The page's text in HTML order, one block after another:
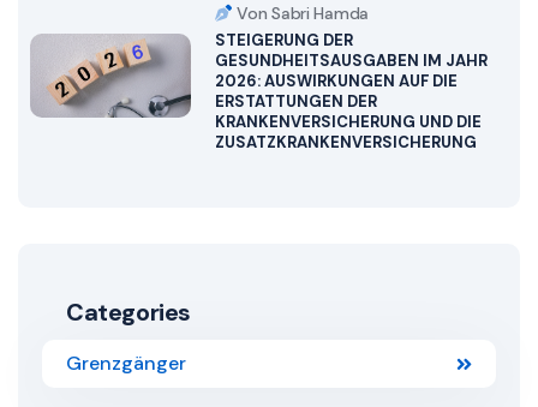
Von Sabri Hamda
STEIGERUNG DER
GESUNDHEITSAUSGABEN IM JAHR
2026: AUSWIRKUNGEN AUF DIE
ERSTATTUNGEN DER
KRANKENVERSICHERUNG UND DIE
ZUSATZKRANKENVERSICHERUNG
Categories
Grenzgänger